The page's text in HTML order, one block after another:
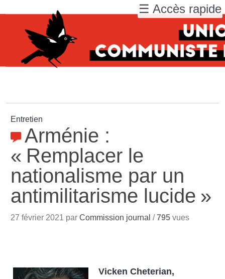
Entretien
Arménie :
« Remplacer le
nationalisme par un
antimilitarisme lucide »
27 février 2021 parCommission journal /795 vues
Vicken Cheterian,
☰ Accès rapide